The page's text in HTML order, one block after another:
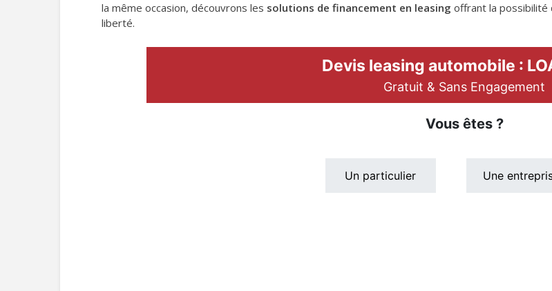
la même occasion, découvrons les solutions de financement en leasing offrant la possibilité
liberté.